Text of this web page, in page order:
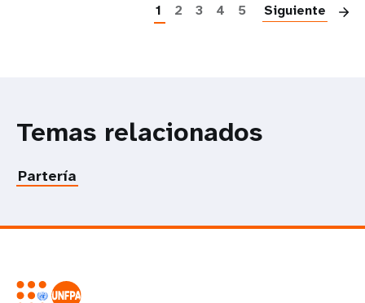
1 2 3 4 5 Siguiente
Temas relacionados
Partería